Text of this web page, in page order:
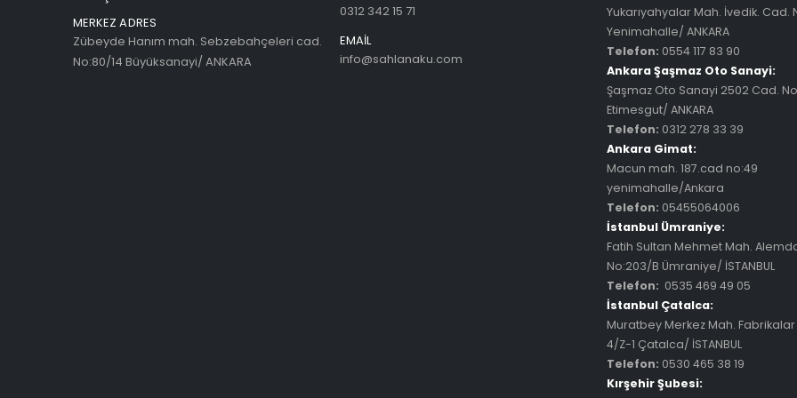
MERKEZ ADRES
Zübeyde Hanım mah. Sebzebahçeleri cad.
No:80/14 Büyüksanayi/ ANKARA
0312 342 15 71
EMAIL
info@sahlanaku.com
Yukarıyahyalar Mah. İvedik. Cad.
Yenimahalle/ ANKARA
Telefon: 0554 117 83 90
Ankara Şaşmaz Oto Sanayi:
Şaşmaz Oto Sanayi 2502 Cad.
Etimesgut/ ANKARA
Telefon: 0312 278 33 39
Ankara Gimat:
Macun mah. 187.cad no:49
yenimahalle/Ankara
Telefon: 05455064006
İstanbul Ümraniye:
Fatih Sultan Mehmet Mah.
No:203/B Ümraniye/ İSTANBUL
Telefon: 0535 469 49 05
İstanbul Çatalca:
Muratbey Merkez Mah.
4/Z-1 Çatalca/ İSTANBUL
Telefon: 0530 465 38 19
Kırşehir Şubesi: